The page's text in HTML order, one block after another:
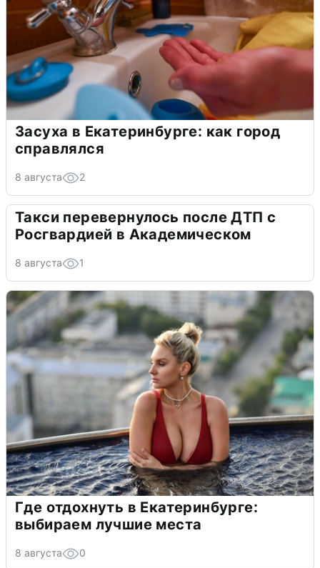
Засуха в Екатеринбурге: как город
справлялся
8 августа 2
Такси перевернулось после ДТП с
Росгвардией в Академическом
8 августа 1
Где отдохнуть в Екатеринбурге:
выбираем лучшие места
8 августа 0